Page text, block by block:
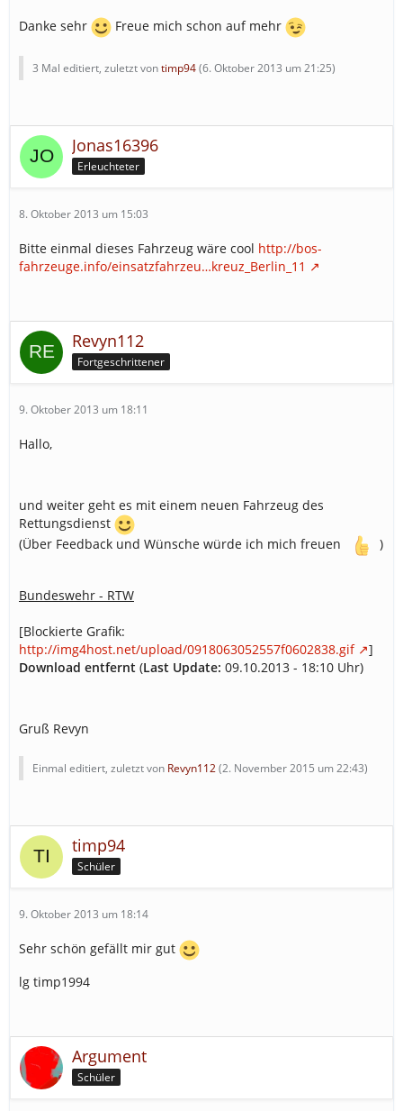
Danke sehr Freue mich schon auf mehr
3 Mal editiert, zuletzt vontimp94(6. Oktober 2013 um 21:25)
Jonas16396
Erleuchteter
8. Oktober 2013 um 15:03
Bitte einmal dieses Fahrzeug wäre cool http://bos-
fahrzeuge.info/einsatzfahrzeu…kreuz_Berlin_11
Revyn112
Fortgeschrittener
9. Oktober 2013 um 18:11
Hallo,
und weiter geht es mit einem neuen Fahrzeug des
Rettungsdienst
(Über Feedback und Wünsche würde ich mich freuen
)
Bundeswehr - RTW
[Blockierte Grafik:
http://img4host.net/upload/0918063052557f0602838.gif
]
Download entfernt (Last Update: 09.10.2013 - 18:10 Uhr)
Gruß Revyn
Einmal editiert, zuletzt von Revyn112(2. November 2015 um 22:43)
timp94
Schüler
9. Oktober 2013 um 18:14
Sehr schön gefällt mir gut
lg timp1994
Argument
Schüler